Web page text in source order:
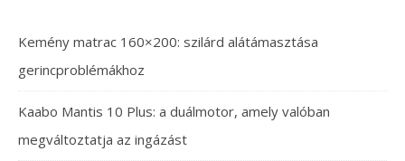
Kemény matrac 160×200: szilárd alátámasztása
gerincproblémákhoz
Kaabo Mantis 10 Plus: a duálmotor, amely valóban
megváltoztatja az ingázást